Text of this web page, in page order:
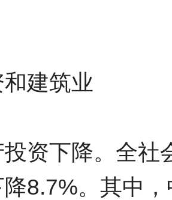
建筑业
投资下降。全
降8.7%。其中